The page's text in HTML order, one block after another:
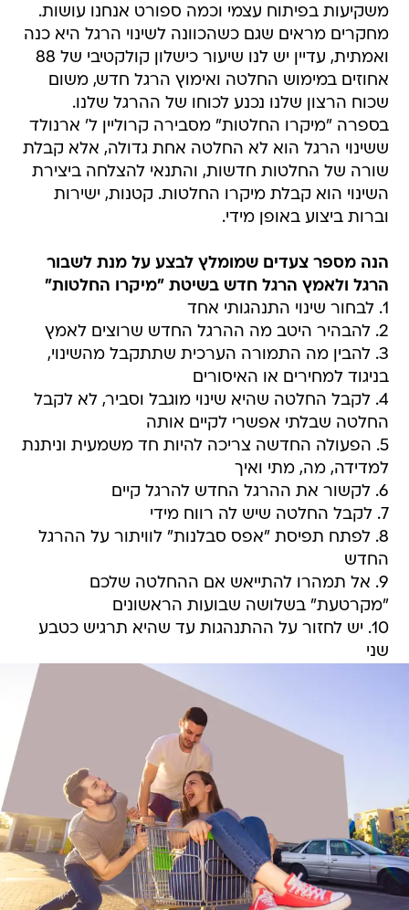
משקיעות בפיתוח עצמי וכמה ספורט אנחנו עושות.
מחקרים מראים שגם כשהכוונה לשינוי הרגל היא כנה
ואמתית, עדיין יש לנו שיעור כישלון קולקטיבי של 88
אחוזים במימוש החלטה ואימוץ הרגל חדש, משום
שכוח הרצון שלנו נכנע לכוחו של ההרגל שלנו.
בספרה "מיקרו החלטות" מסבירה קרוליין ל' ארנולד
ששינוי הרגל הוא לא החלטה אחת גדולה, אלא קבלת
שורה של החלטות חדשות, והתנאי להצלחה ביצירת
השינוי הוא קבלת מיקרו החלטות. קטנות, ישירות
וברות ביצוע באופן מידי.
הנה מספר צעדים שמומלץ לבצע על מנת לשבור
הרגל ולאמץ הרגל חדש בשיטת "מיקרו החלטות"
1. לבחור שינוי התנהגותי אחד
2. להבהיר היטב מה ההרגל החדש שרוצים לאמץ
3. להבין מה התמורה הערכית שתתקבל מהשינוי,
בניגוד למחירים או האיסורים
4. לקבל החלטה שהיא שינוי מוגבל וסביר, לא לקבל
החלטה שבלתי אפשרי לקיים אותה
5. הפעולה החדשה צריכה להיות חד משמעית וניתנת
למדידה, מה, מתי ואיך
6. לקשור את ההרגל החדש להרגל קיים
7. לקבל החלטה שיש לה רווח מידי
8. לפתח תפיסת "אפס סבלנות" לוויתור על ההרגל
החדש
9. אל תמהרו להתייאש אם ההחלטה שלכם
"מקרטעת" בשלושה שבועות הראשונים
10. יש לחזור על ההתנהגות עד שהיא תרגיש כטבע
שני